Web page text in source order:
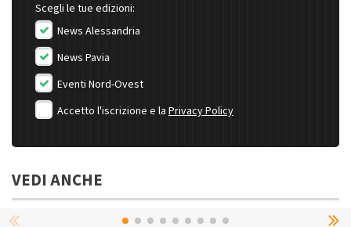
Scegli le tue edizioni:
News Alessandria
News Pavia
Eventi Nord-Ovest
Accetto l'iscrizione e la Privacy Policy
VEDI ANCHE